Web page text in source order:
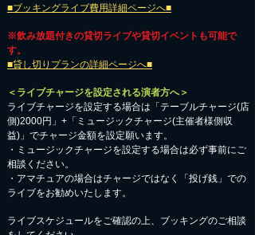
■ブッキングライブ費用詳細ページへ■
※飲み放題付きの貸切ライブや貸切イベントも可能で
す。
■貸し切りプランの詳細ページへ■
＜ライブチャージを設定される演者方へ＞
ライブチャージを設定する場合は「テーブルチャージ(店
側)2000円」+「ミュージックチャージ(主催者様側収
益)」でチャージ金額を設定願います。
・ミュージックチャージを設定する場合は必ず事前にご
相談ください。
​・アマチュアの場合はチャージではなく「投げ銭」での
ライブをお勧めいたします。
​ライブスケジュールをご確認の上、ブッキングのご相談